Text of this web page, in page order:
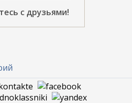
с друзьями!